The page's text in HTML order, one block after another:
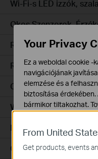
Wi-Fi-s LED izzók,
Okos Szenzorok,
Robotporszívók
Robotporszívó
Ceiling Mount
Wall Plate
Desktop
Outdoor
From United
Get products, events
Your Privacy
Ez a weboldal cookie -
navigációjának
elemzése és a
biztosítása
bármikor tiltakozhat.
Alap Cookie-k
Ezek a cookie -k a
és nem tilthatók le a